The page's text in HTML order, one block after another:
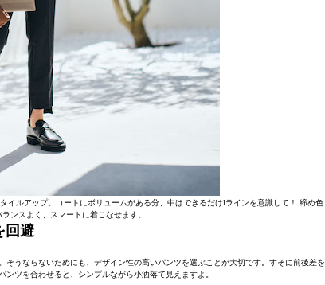
ルアップ。コートにボリュームがある分、中はできるだけIラインを意識して！ 締め色
ンスよく、スマートに着こなせます。
回避
うならないためにも、デザイン性の高いパンツを選ぶことが大切です。すそに前後差を
ツを合わせると、シンプルながら小洒落て見えますよ。